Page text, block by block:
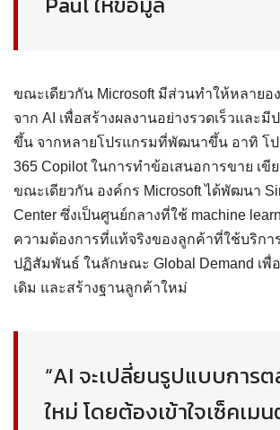
ขณะเดียวกัน Microsoft มีส่วนทำให้หลายอ
จาก AI เพื่อสร้างผลงานอย่างรวดเร็วและ
ขึ้น จากหลายโปรแกรมที่พัฒนาขึ้น อาทิ โป
365 Copilot ในการทำข้อเสนอการขาย เขี
ขณะเดียวกัน องค์กร Microsoft ได้พัฒนา
Center ซึ่งเป็นศูนย์กลางที่ใช้ machine
ความต้องการที่แท้จริงของลูกค้าที่ใช้บริกา
ปฏิสัมพันธ์ ในลักษณะ Global Demand เพื่
เดิม และสร้างฐานลูกค้าใหม่
“AI จะเปลี่ยนรูปแบบการ
ใหม่ โดยต้องเข้าใจเซ็คเม